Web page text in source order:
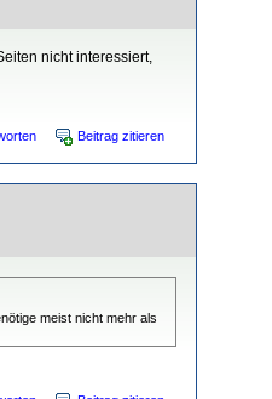
nicht interessiert,
Beitrag zitieren
meist nicht mehr als